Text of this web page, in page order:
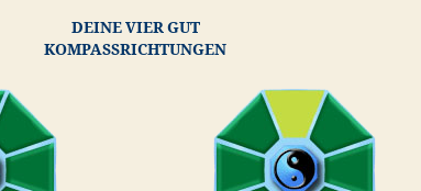
DEINE VIER GUT
KOMPASSRICHTUNGEN